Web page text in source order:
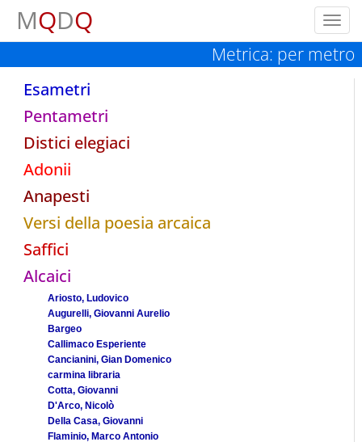
MQDQ
Metrica: per metro
Esametri
Pentametri
Distici elegiaci
Adonii
Anapesti
Versi della poesia arcaica
Saffici
Alcaici
Ariosto, Ludovico
Augurelli, Giovanni Aurelio
Bargeo
Callimaco Esperiente
Cancianini, Gian Domenico
carmina libraria
Cotta, Giovanni
D'Arco, Nicolò
Della Casa, Giovanni
Flaminio, Marco Antonio